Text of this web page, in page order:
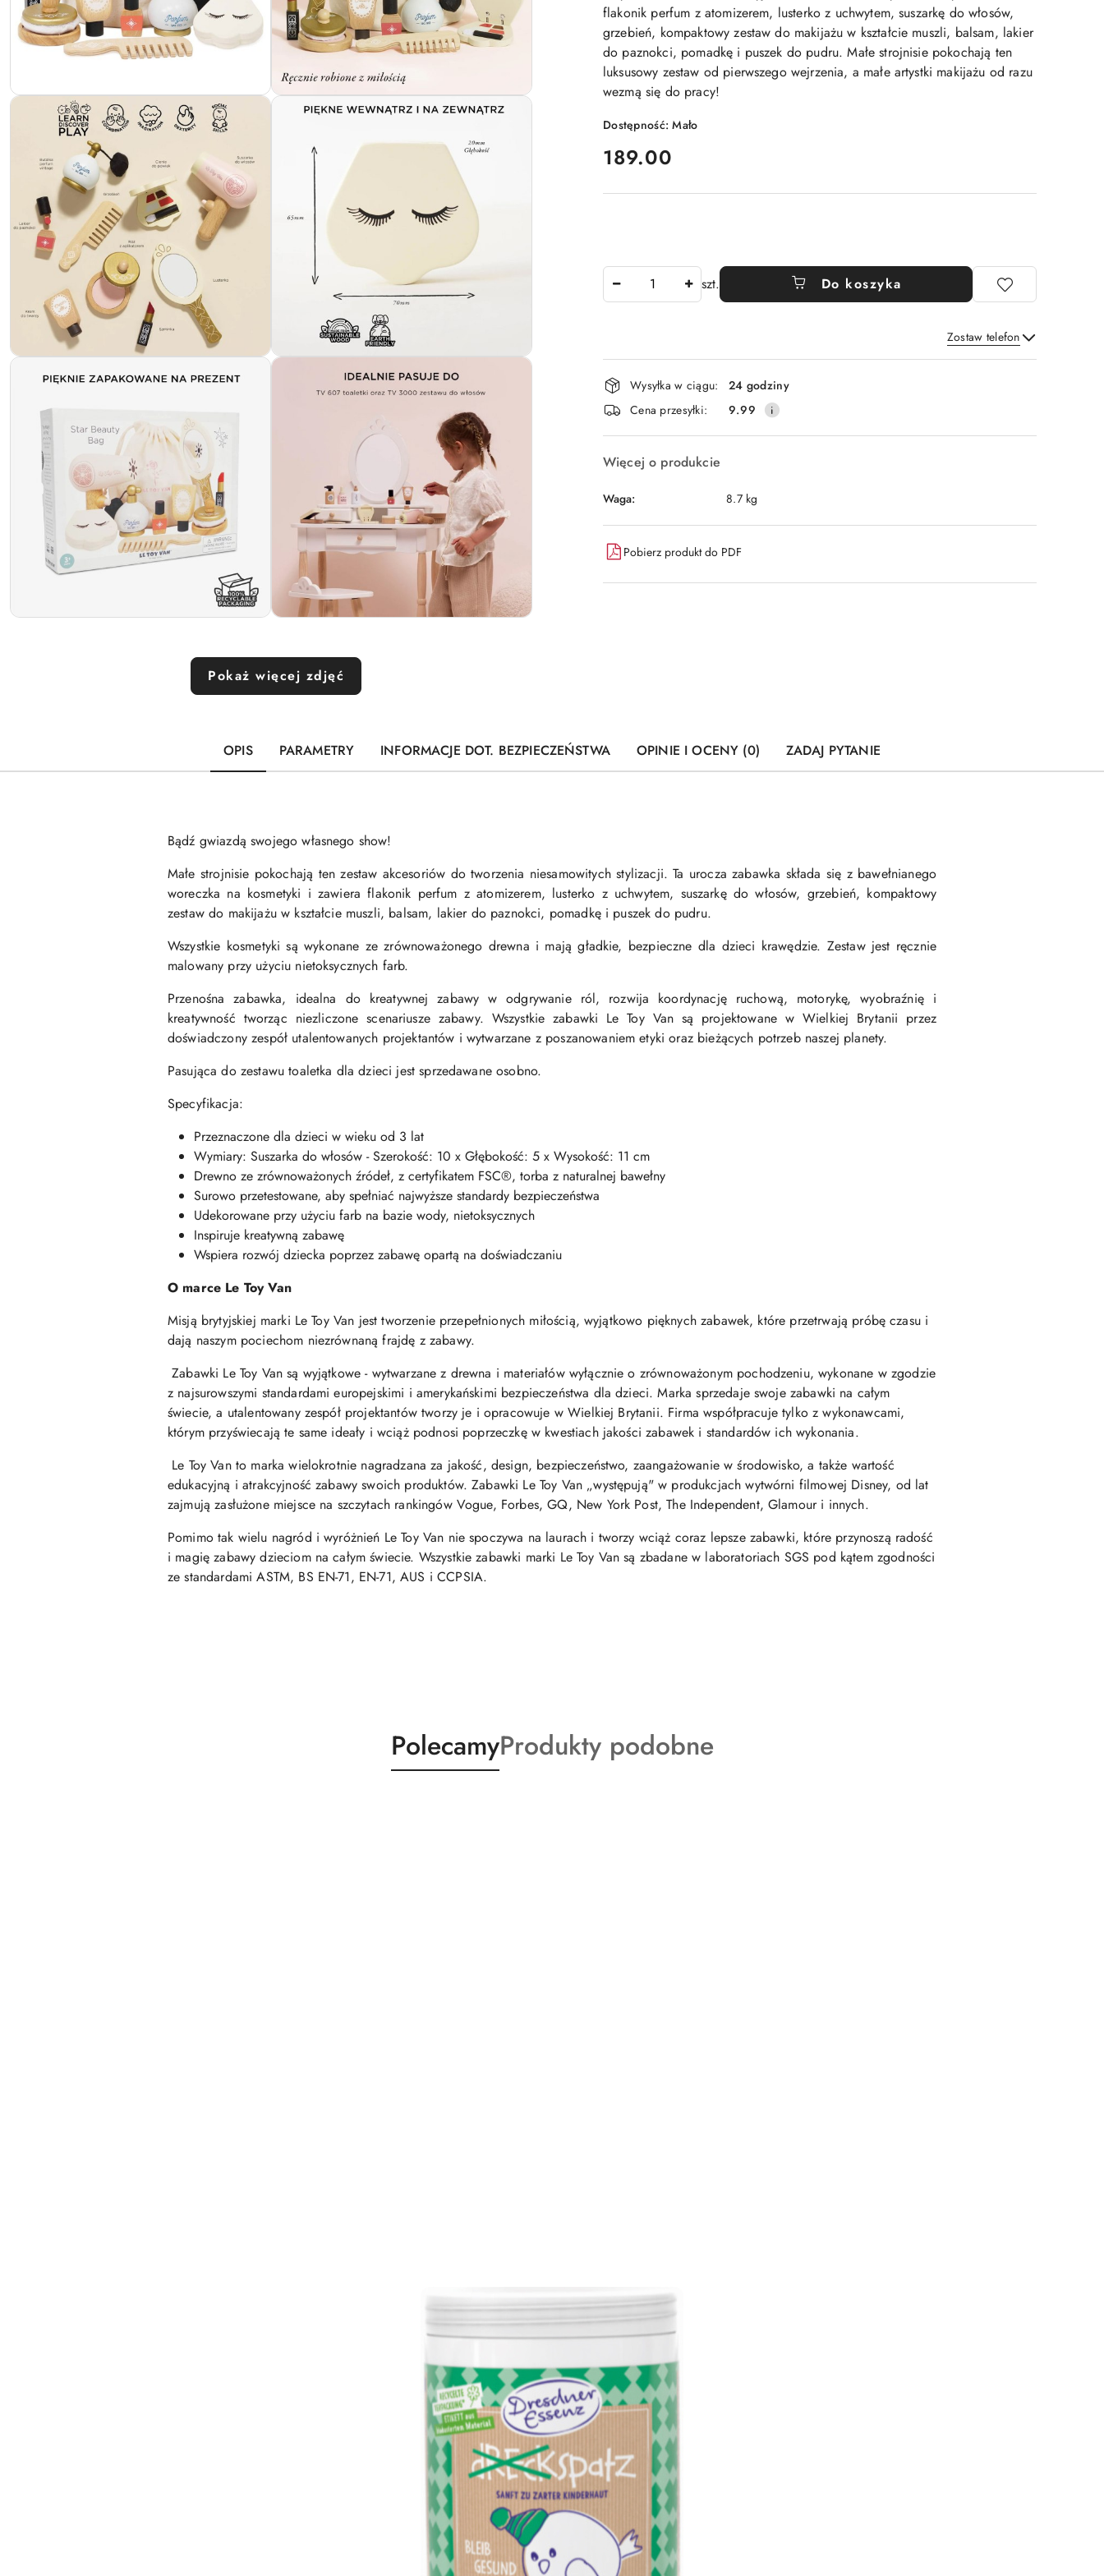
Pokaż więcej zdjęć
flakonik perfum z atomizerem, lusterko z uchwytem, suszarkę do włosów,
grzebień, kompaktowy zestaw do makijażu w kształcie muszli, balsam, lakier
do paznokci, pomadkę i puszek do pudru. Małe strojnisie pokochają ten
luksusowy zestaw od pierwszego wejrzenia, a małe artystki makijażu od razu
wezmą się do pracy!
Dostępność:Mało
cena:
189.00
szt. Do koszyka
Zostaw telefon
Wyślij
Dostępność
i
dostawa
Wysyłka w ciągu:
24 godziny
Cena przesyłki:
9.99
Więcej o produkcie
Waga: 8.7 kg
Pobierz produkt do PDF
OPIS PARAMETRY INFORMACJE DOT. BEZPIECZEŃSTWA OPINIE I OCENY (0) ZADAJ PYTANIE
Bądź gwiazdą swojego własnego show!
Małe strojnisie pokochają ten zestaw akcesoriów do tworzenia niesamowitych stylizacji. Ta urocza zabawka składa się z bawełnianego
woreczka na kosmetyki i zawiera flakonik perfum z atomizerem, lusterko z uchwytem, suszarkę do włosów, grzebień, kompaktowy
zestaw do makijażu w kształcie muszli, balsam, lakier do paznokci, pomadkę i puszek do pudru.
Wszystkie kosmetyki są wykonane ze zrównoważonego drewna i mają gładkie, bezpieczne dla dzieci krawędzie. Zestaw jest ręcznie
malowany przy użyciu nietoksycznych farb.
Przenośna zabawka, idealna do kreatywnej zabawy w odgrywanie ról, rozwija koordynację ruchową, motorykę, wyobraźnię i
kreatywność tworząc niezliczone scenariusze zabawy. Wszystkie zabawki Le Toy Van są projektowane w Wielkiej Brytanii przez
doświadczony zespół utalentowanych projektantów i wytwarzane z poszanowaniem etyki oraz bieżących potrzeb naszej planety.
Pasująca do zestawu toaletka dla dzieci jest sprzedawane osobno.
Specyfikacja:
Przeznaczone dla dzieci w wieku od 3 lat
Wymiary: Suszarka do włosów - Szerokość: 10 x Głębokość: 5 x Wysokość: 11 cm
Drewno ze zrównoważonych źródeł, z certyfikatem FSC®, torba z naturalnej bawełny
Surowo przetestowane, aby spełniać najwyższe standardy bezpieczeństwa
Udekorowane przy użyciu farb na bazie wody, nietoksycznych
Inspiruje kreatywną zabawę
Wspiera rozwój dziecka poprzez zabawę opartą na doświadczaniu
O marce Le Toy Van
Misją brytyjskiej marki Le Toy Van jest tworzenie przepełnionych miłością, wyjątkowo pięknych zabawek, które przetrwają próbę czasu i
dają naszym pociechom niezrównaną frajdę z zabawy.
Zabawki Le Toy Van są wyjątkowe - wytwarzane z drewna i materiałów wyłącznie o zrównoważonym pochodzeniu, wykonane w zgodzie
z najsurowszymi standardami europejskimi i amerykańskimi bezpieczeństwa dla dzieci. Marka sprzedaje swoje zabawki na całym
świecie, a utalentowany zespół projektantów tworzy je i opracowuje w Wielkiej Brytanii. Firma współpracuje tylko z wykonawcami,
którym przyświecają te same ideały i wciąż podnosi poprzeczkę w kwestiach jakości zabawek i standardów ich wykonania.
Le Toy Van to marka wielokrotnie nagradzana za jakość, design, bezpieczeństwo, zaangażowanie w środowisko, a także wartość
edukacyjną i atrakcyjność zabawy swoich produktów. Zabawki Le Toy Van „występują" w produkcjach wytwórni filmowej Disney, od lat
zajmują zasłużone miejsce na szczytach rankingów Vogue, Forbes, GQ, New York Post, The Independent, Glamour i innych.
Pomimo tak wielu nagród i wyróżnień Le Toy Van nie spoczywa na laurach i tworzy wciąż coraz lepsze zabawki, które przynoszą radość
i magię zabawy dzieciom na całym świecie. Wszystkie zabawki marki Le Toy Van są zbadane w laboratoriach SGS pod kątem zgodności
ze standardami ASTM, BS EN-71, EN-71, AUS i CCPSIA.
Produkty
o
PolecamyProdukty
o
Produkty podobne